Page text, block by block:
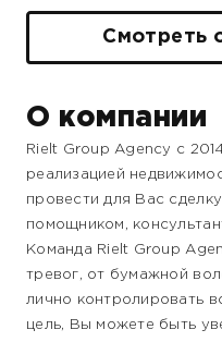
Смотреть
О компании
Rielt Group Agency с
реализацией
провести для Вас
помощником,
Команда Rielt Group
тревог, от бумажной
лично контролировать
цель, Вы можете быть